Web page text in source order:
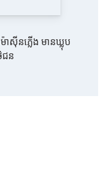
ាស៊ីនភ្លើង មានឃ្លុប
ន